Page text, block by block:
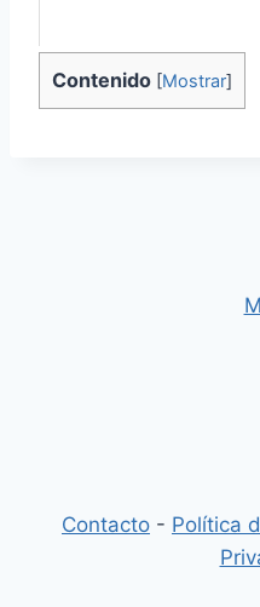
Contenido [Mostrar]
Contacto - Política